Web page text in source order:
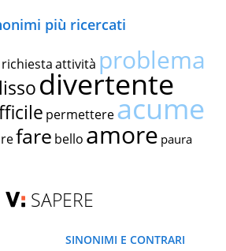
più ricercati
richiestaattività problema
divertente
permettereacume
fare bello amore paura
SAPERE
SINONIMI E CONTRARI